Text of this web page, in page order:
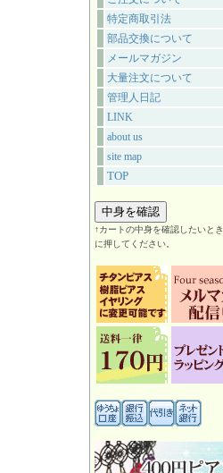
特定商取引法
部品交換について
メールマガジン
大量注文について
管理人日記
LINK
about us
site map
TOP
↑カートの中身を確認したいとき
に押してください。